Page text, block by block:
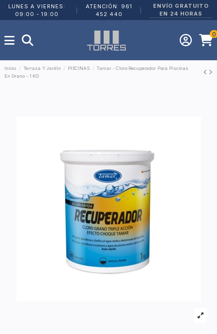
LUNES A VIERNES:
09:00 - 19:00
ATENCIÓN: 961
452 440
ENVÍO GRATUITO
EN 24 HORAS
0
Inicio Terraza Y Jardín PISCINAS
Tamar - Cloro Recuperador Para Piscinas
En Grano - 1 KG